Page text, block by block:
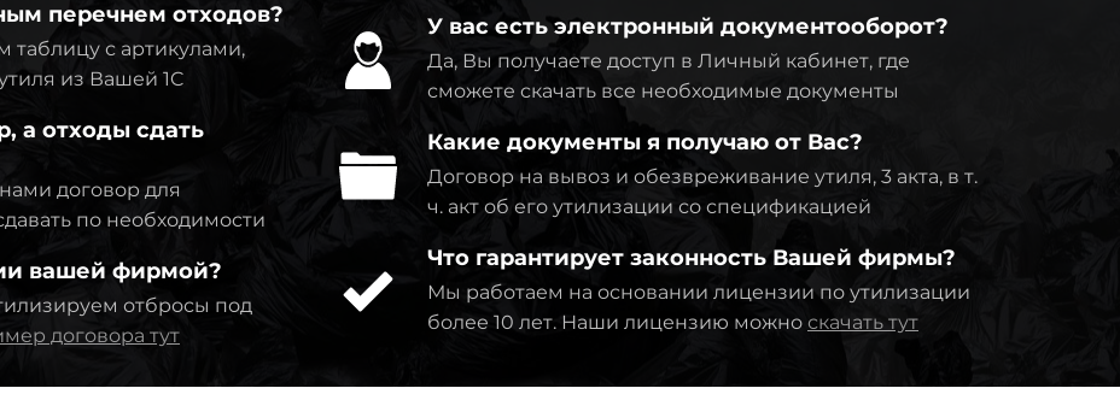
перечнем отходов?
таблицу с артикулами,
из Вашей 1C
а отходы сдать
договор для
по необходимости
вашей фирмой?
отбросы под
договора тут
У вас есть электронный документооборот?
Да, Вы получаете доступ в Личный кабинет, где
сможете скачать все необходимые документы
Какие документы я получаю от Вас?
Договор на вывоз и обезвреживание утиля, 3 акта, в т.
ч. акт об его утилизации со спецификацией
Что гарантирует законность Вашей фирмы?
Мы работаем на основании лицензии по утилизации
более 10 лет. Наши лицензию можно скачать тут